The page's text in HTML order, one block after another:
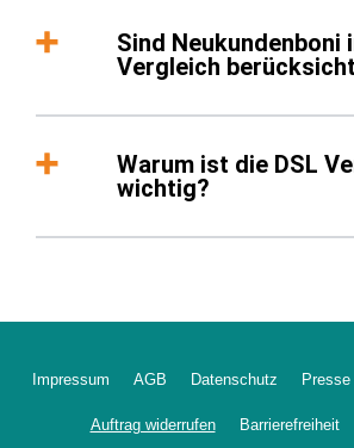
Sind Neukundenboni
Vergleich
Warum ist die DSL
wichtig?
Impressum AGB Datenschutz Presse
Auftrag widerrufen Barrierefreiheit